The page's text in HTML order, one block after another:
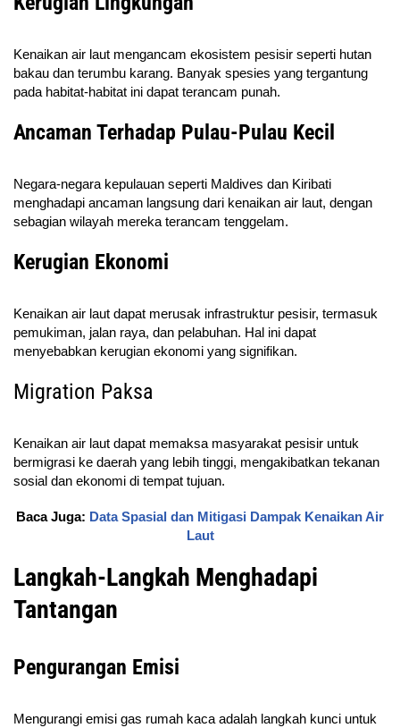
Kenaikan air laut mengancam ekosistem pesisir seperti hutan
bakau dan terumbu karang. Banyak spesies yang tergantung
pada habitat-habitat ini dapat terancam punah.
Ancaman Terhadap Pulau-Pulau Kecil
Negara-negara kepulauan seperti Maldives dan Kiribati
menghadapi ancaman langsung dari kenaikan air laut, dengan
sebagian wilayah mereka terancam tenggelam.
Kerugian Ekonomi
Kenaikan air laut dapat merusak infrastruktur pesisir, termasuk
pemukiman, jalan raya, dan pelabuhan. Hal ini dapat
menyebabkan kerugian ekonomi yang signifikan.
Migration Paksa
Kenaikan air laut dapat memaksa masyarakat pesisir untuk
bermigrasi ke daerah yang lebih tinggi, mengakibatkan tekanan
sosial dan ekonomi di tempat tujuan.
Baca Juga: Data Spasial dan Mitigasi Dampak Kenaikan Air
Laut
Langkah-Langkah Menghadapi
Tantangan
Pengurangan Emisi
Mengurangi emisi gas rumah kaca adalah langkah kunci untuk